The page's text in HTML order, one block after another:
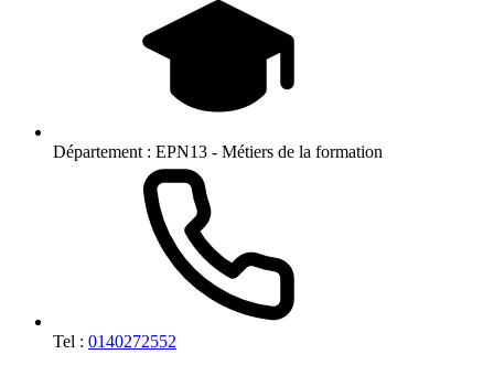
Département : EPN13 - Métiers de la formation
Tel : 0140272552